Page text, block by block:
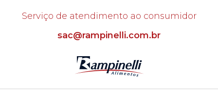
Serviço de atendimento ao consumidor
sac@rampinelli.com.br